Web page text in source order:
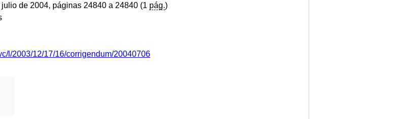
de 2004, páginas 24840 a 24840 (1 pág.)
l/2003/12/17/16/corrigendum/20040706